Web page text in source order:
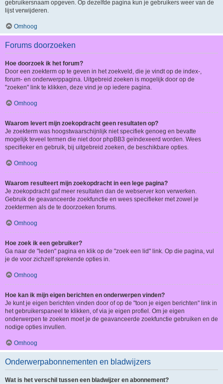
gebruikersnaam opgeven. Op dezelfde pagina kun je gebruikers weer van de
lijst verwijderen.
Omhoog
Forums doorzoeken
Hoe doorzoek ik het forum?
Door een zoekterm op te geven in het zoekveld, die je vindt op de index-,
forum- en onderwerppagina. Uitgebreid zoeken is mogelijk door op de
"zoeken" link te klikken, deze vind je op iedere pagina.
Omhoog
Waarom levert mijn zoekopdracht geen resultaten op?
Je zoekterm was hoogstwaarschijnlijk niet specifiek genoeg en bevatte
mogelijk teveel termen die niet door phpBB3 geïndexeerd worden. Wees
specifieker en gebruik, bij uitgebreid zoeken, de beschikbare opties.
Omhoog
Waarom resulteert mijn zoekopdracht in een lege pagina?
Je zoekopdracht gaf meer resultaten dan de webserver kon verwerken.
Gebruik de geavanceerde zoekfunctie en wees specifieker met zowel je
zoektermen als de te doorzoeken forums.
Omhoog
Hoe zoek ik een gebruiker?
Ga naar de "leden" pagina en klik op de "zoek een lid" link. Op die pagina, vul
je de voor zichzelf sprekende opties in.
Omhoog
Hoe kan ik mijn eigen berichten en onderwerpen vinden?
Je kunt je eigen berichten vinden door of op de "toon je eigen berichten" link in
het gebruikerspaneel te klikken, of via je eigen profiel. Om je eigen
onderwerpen te zoeken moet je de geavanceerde zoekfunctie gebruiken en de
nodige opties invullen.
Omhoog
Onderwerpabonnementen en bladwijzers
Wat is het verschil tussen een bladwijzer en abonnement?